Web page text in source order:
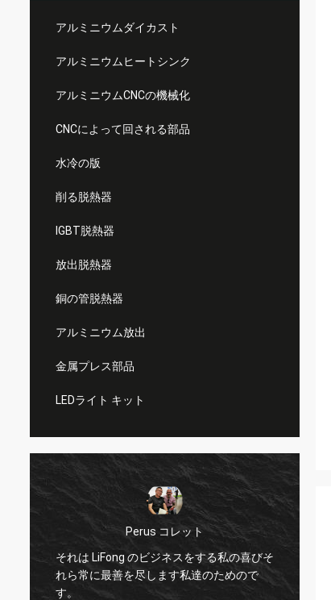
アルミニウムダイカスト
アルミニウムヒートシンク
アルミニウムCNCの機械化
CNCによって回される部品
水冷の版
削る脱熱器
IGBT脱熱器
放出脱熱器
銅の管脱熱器
アルミニウム放出
金属プレス部品
LEDライト キット
Perus コレット
それは LiFong のビジネスをする私の喜びそ
れら常に最善を尽します私達のためので
す。